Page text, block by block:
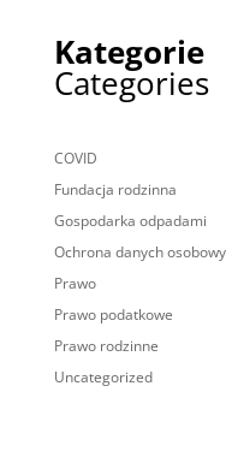
Kategorie
Categories
COVID
Fundacja rodzinna
Gospodarka odpadami
Ochrona danych
Prawo
Prawo podatkowe
Prawo rodzinne
Uncategorized